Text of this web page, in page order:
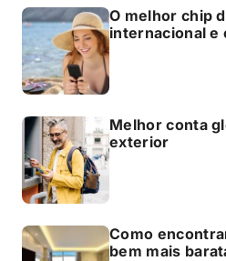
O melhor chip
internacional e
Melhor conta
exterior
Como
bem mais